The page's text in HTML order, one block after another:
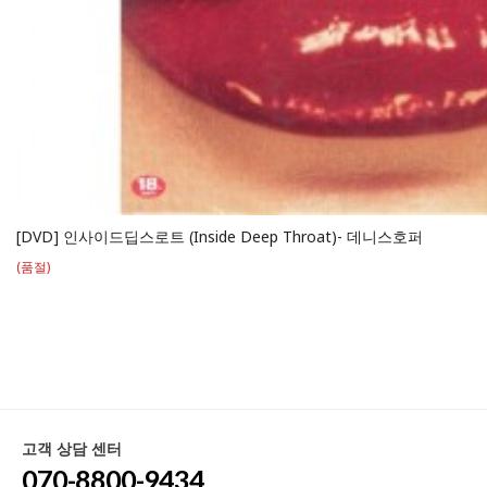
[DVD] 인사이드딥스로트 (Inside Deep Throat)- 데니스호퍼
(품절)
고객 상담 센터
070-8800-9434